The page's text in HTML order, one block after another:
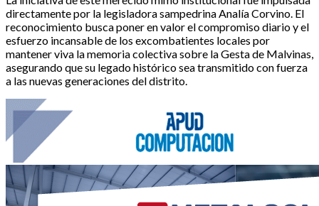
directamente por la legisladora sampedrina Analía Corvino. El
reconocimiento busca poner en valor el compromiso diario y el
esfuerzo incansable de los excombatientes locales por
mantener viva la memoria colectiva sobre la Gesta de Malvinas,
asegurando que su legado histórico sea transmitido con fuerza
a las nuevas generaciones del distrito.